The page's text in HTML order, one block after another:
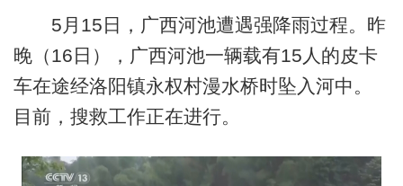
5月15日，广西河池遭遇强降雨过程。昨
晚（16日），广西河池一辆载有15人的皮卡
车在途经洛阳镇永权村漫水桥时坠入河中。
目前，搜救工作正在进行。